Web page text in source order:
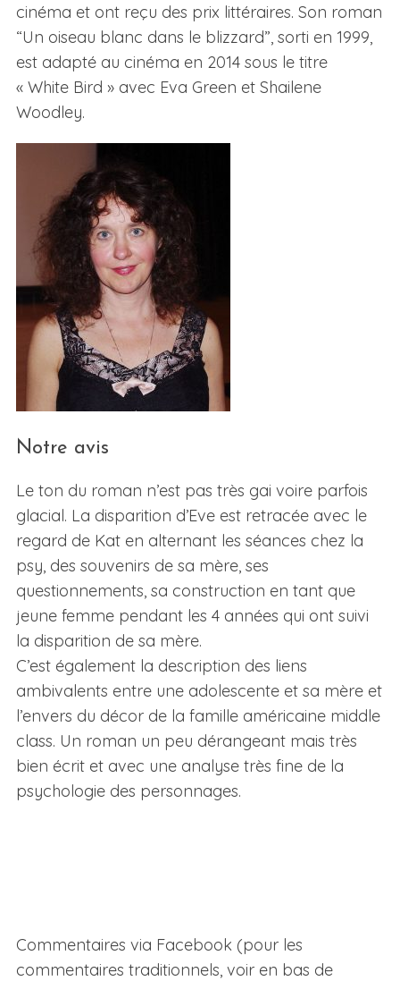
cinéma et ont reçu des prix littéraires. Son roman
“Un oiseau blanc dans le blizzard”, sorti en 1999,
est adapté au cinéma en 2014 sous le titre
« White Bird » avec Eva Green et Shailene
Woodley.
Notre avis
Le ton du roman n’est pas très gai voire parfois
glacial. La disparition d’Eve est retracée avec le
regard de Kat en alternant les séances chez la
psy, des souvenirs de sa mère, ses
questionnements, sa construction en tant que
jeune femme pendant les 4 années qui ont suivi
la disparition de sa mère.
C’est également la description des liens
ambivalents entre une adolescente et sa mère et
l’envers du décor de la famille américaine middle
class. Un roman un peu dérangeant mais très
bien écrit et avec une analyse très fine de la
psychologie des personnages.
Commentaires via Facebook (pour les
commentaires traditionnels, voir en bas de